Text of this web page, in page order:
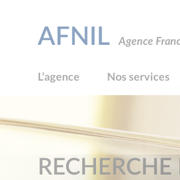
AFNIL Agence
L’agence Nos services